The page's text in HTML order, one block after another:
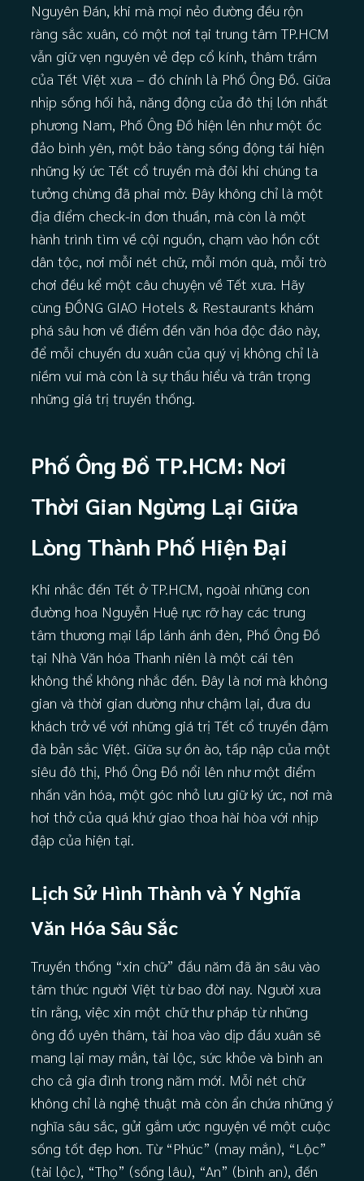
Nguyên Đán, khi mà mọi nẻo đường đều rộn
ràng sắc xuân, có một nơi tại trung tâm TP.HCM
vẫn giữ vẹn nguyên vẻ đẹp cổ kính, thâm trầm
của Tết Việt xưa – đó chính là Phố Ông Đồ. Giữa
nhịp sống hối hả, năng động của đô thị lớn nhất
phương Nam, Phố Ông Đồ hiện lên như một ốc
đảo bình yên, một bảo tàng sống động tái hiện
những ký ức Tết cổ truyền mà đôi khi chúng ta
tưởng chừng đã phai mờ. Đây không chỉ là một
địa điểm check-in đơn thuần, mà còn là một
hành trình tìm về cội nguồn, chạm vào hồn cốt
dân tộc, nơi mỗi nét chữ, mỗi món quà, mỗi trò
chơi đều kể một câu chuyện về Tết xưa. Hãy
cùng ĐỒNG GIAO Hotels & Restaurants khám
phá sâu hơn về điểm đến văn hóa độc đáo này,
để mỗi chuyến du xuân của quý vị không chỉ là
niềm vui mà còn là sự thấu hiểu và trân trọng
những giá trị truyền thống.
Phố Ông Đồ TP.HCM: Nơi
Thời Gian Ngừng Lại Giữa
Lòng Thành Phố Hiện Đại
Khi nhắc đến Tết ở TP.HCM, ngoài những con
đường hoa Nguyễn Huệ rực rỡ hay các trung
tâm thương mại lấp lánh ánh đèn, Phố Ông Đồ
tại Nhà Văn hóa Thanh niên là một cái tên
không thể không nhắc đến. Đây là nơi mà không
gian và thời gian dường như chậm lại, đưa du
khách trở về với những giá trị Tết cổ truyền đậm
đà bản sắc Việt. Giữa sự ồn ào, tấp nập của một
siêu đô thị, Phố Ông Đồ nổi lên như một điểm
nhấn văn hóa, một góc nhỏ lưu giữ ký ức, nơi mà
hơi thở của quá khứ giao thoa hài hòa với nhịp
đập của hiện tại.
Lịch Sử Hình Thành và Ý Nghĩa
Văn Hóa Sâu Sắc
Truyền thống “xin chữ” đầu năm đã ăn sâu vào
tâm thức người Việt từ bao đời nay. Người xưa
tin rằng, việc xin một chữ thư pháp từ những
ông đồ uyên thâm, tài hoa vào dịp đầu xuân sẽ
mang lại may mắn, tài lộc, sức khỏe và bình an
cho cả gia đình trong năm mới. Mỗi nét chữ
không chỉ là nghệ thuật mà còn ẩn chứa những ý
nghĩa sâu sắc, gửi gắm ước nguyện về một cuộc
sống tốt đẹp hơn. Từ “Phúc” (may mắn), “Lộc”
(tài lộc), “Thọ” (sống lâu), “An” (bình an), đến